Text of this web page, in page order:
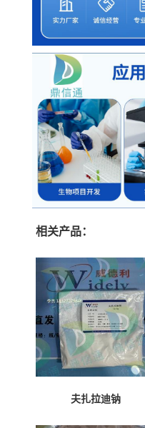
相关产品：
夫扎拉迪钠